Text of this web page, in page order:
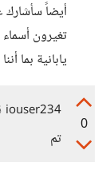
أيضاً سأشارك
يابانية بما
0
iouser234
تم